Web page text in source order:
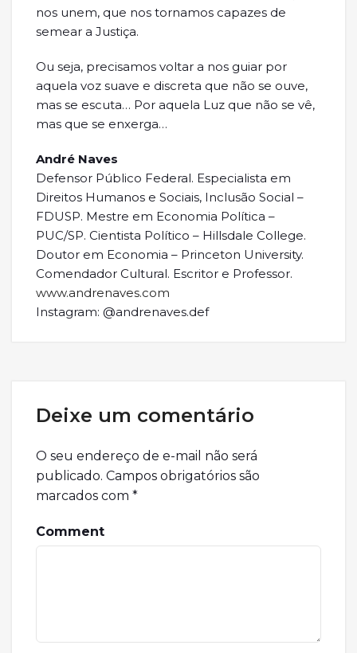
nos unem, que nos tornamos capazes de
semear a Justiça.
Ou seja, precisamos voltar a nos guiar por
aquela voz suave e discreta que não se ouve,
mas se escuta… Por aquela Luz que não se vê,
mas que se enxerga…
André Naves
Defensor Público Federal. Especialista em
Direitos Humanos e Sociais, Inclusão Social –
FDUSP. Mestre em Economia Política –
PUC/SP. Cientista Político – Hillsdale College.
Doutor em Economia – Princeton University.
Comendador Cultural. Escritor e Professor.
www.andrenaves.com
Instagram: @andrenaves.def
Deixe um comentário
O seu endereço de e-mail não será
publicado. Campos obrigatórios são
marcados com *
Comment